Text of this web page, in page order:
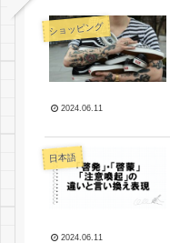
ショッピング
2024.06.11
日本語
2024.06.11